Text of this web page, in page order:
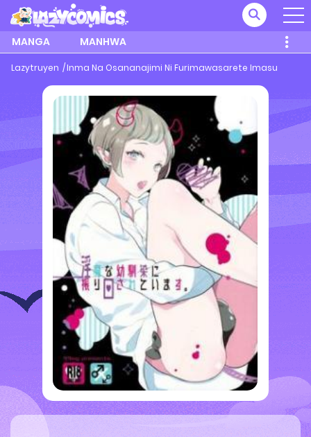
MANGA MANHWA
Lazytruyen Inma Na Osananajimi Ni Furimawasarete Imasu